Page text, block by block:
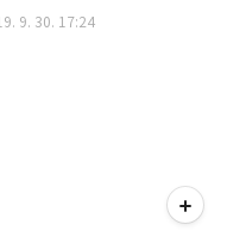
어떻게 다 새
9. 30. 17:24